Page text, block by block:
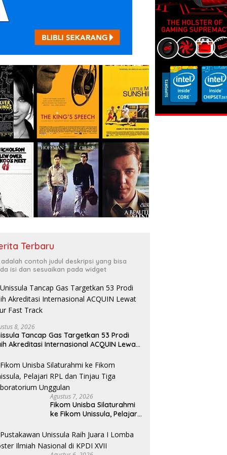
Terbaru
adalah contoh judul deskripsi yang bisa
isi dan sesuaikan pada widget
8, 2026
Tancap Gas Targetkan 53 Prodi
Akreditasi Internasional ACQUIN Lewat
Agustus 7, 2026
Fikom Unisba Silaturahmi
ke Fikom Unissula, Pelajari
Laboratorium Unggulan